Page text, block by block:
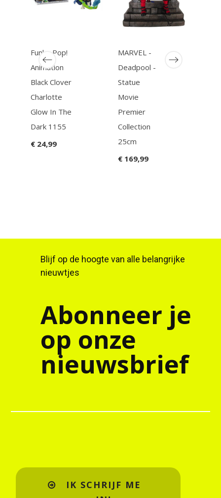
Funko Pop!
Animation
Black Clover
Charlotte
Glow In The
Dark 1155
€ 24,99
MARVEL -
Deadpool -
Statue
Movie
Premier
Collection
25cm
€ 169,99
Blijf op de hoogte van alle belangrijke
nieuwtjes
Abonneer je
op onze
nieuwsbrief
IK SCHRIJF ME